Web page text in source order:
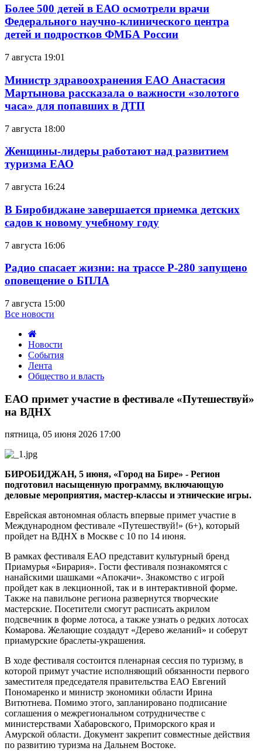
Более 500 детей в ЕАО осмотрели врачи
Федерального научно-клинического центра
детей и подростков ФМБА России
7 августа 19:01
Министр здравоохранения ЕАО Анастасия
Мартынова рассказала о важности «золотого
часа» для попавших в ДТП
7 августа 18:00
Женщины-лидеры работают над развитием
туризма ЕАО
7 августа 16:24
В Биробиджане завершается приемка детских
садов к новому учебному году
7 августа 16:06
Радио спасает жизни: на трассе Р-280 запущено
оповещение о БПЛА
7 августа 15:00
Все новости
Новости
События
Лента
Общество и власть
примет
участие
в
«Путешествуй»
ВДНХ
ЕАО примет участие в фестивале «Путешествуй»
на ВДНХ
пятница, 05 июня 2026 17:00
БИРОБИДЖАН, 5 июня, «Город на Бире» - Регион
подготовил насыщенную программу, включающую
деловые мероприятия, мастер-классы и этнические игры.
Еврейская автономная область впервые примет участие в
Международном фестивале «Путешествуй!» (6+), который
пройдет на ВДНХ в Москве с 10 по 14 июня.
В рамках фестиваля ЕАО представит культурный бренд
Приамурья «Бирария». Гости фестиваля познакомятся с
нанайскими шашками «Апокачи». Знакомство с игрой
пройдет как в лекционной, так и в интерактивной форме.
Также на павильоне региона развернутся творческие
мастерские. Посетители смогут расписать акрилом
подсвечник в форме лотоса, а также узнать о редких лотосах
Комарова. Желающие создадут «Дерево желаний» и соберут
приамурские браслеты-украшения.
В ходе фестиваля состоится пленарная сессия по туризму, в
которой примут участие исполняющий обязанности первого
заместителя председателя правительства ЕАО Евгений
Пономаренко и министр экономики области Ирина
Витютнева. Помимо этого, запланировано подписание
соглашения о межрегиональном сотрудничестве с
министерствами Хабаровского, Приморского края и
Амурской области. Документ закрепит совместные действия
по развитию туризма на Дальнем Востоке.